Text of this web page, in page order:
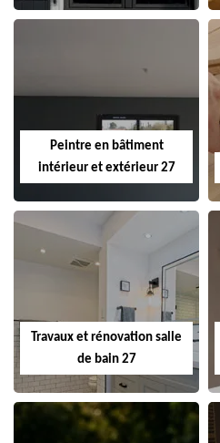
Peintre en bâtiment
intérieur et extérieur 27
Travaux et rénovation salle
de bain 27